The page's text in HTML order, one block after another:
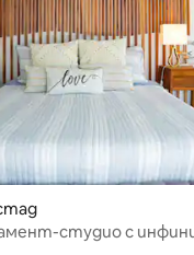
студио с